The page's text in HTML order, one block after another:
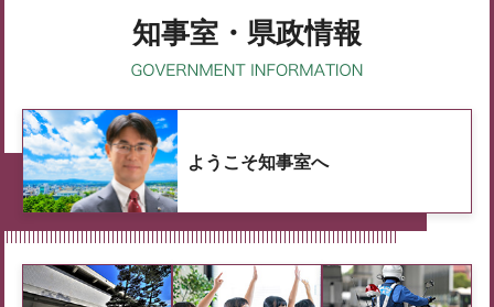
知事室・県政情報
ようこそ知事室へ